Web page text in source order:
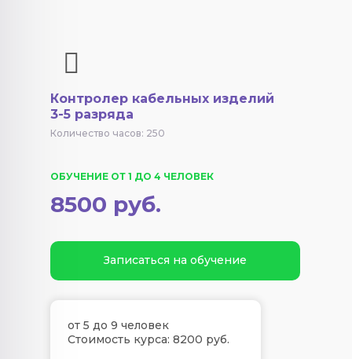
Контролер кабельных изделий
3-5 разряда
Количество часов: 250
Записаться на обучение
ОБУЧЕНИЕ ОТ 1 ДО 4 ЧЕЛОВЕК
8500 руб.
от 5 до 9 человек
Стоимость курса: 8200 руб.